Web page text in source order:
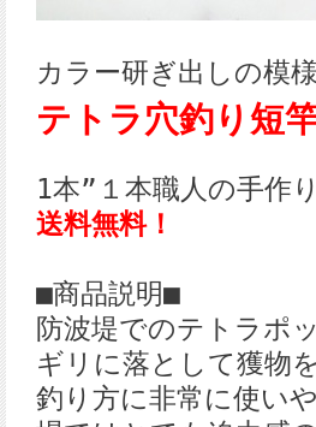
カラー研ぎ出しの模
テトラ穴釣り短
1本”１本職人の手作
送料無料！
■商品説明■
防波堤でのテトラポ
ギリに落として獲物
釣り方に非常に使い